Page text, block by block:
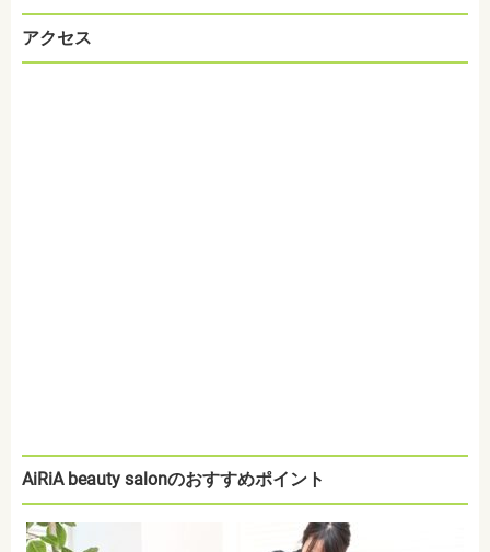
アクセス
AiRiA beauty salonのおすすめポイント